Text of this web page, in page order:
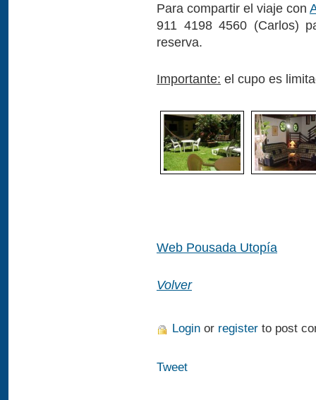
Para compartir el viaje con
911 4198 4560 (Carlos)
reserva.
Importante: el cupo es
Web Pousada Utopía
Volver
Login or register to post
Tweet